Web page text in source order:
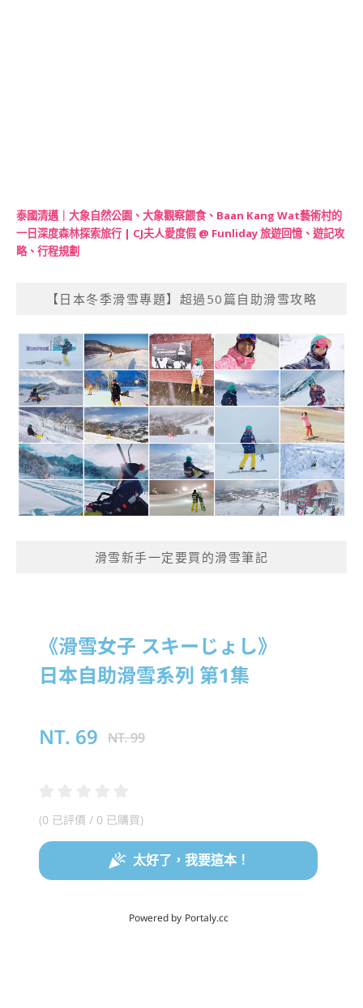
泰國清邁｜大象自然公園、大象觀察餵食、Baan Kang Wat藝術村的
一日深度森林探索旅行 | CJ夫人愛度假 @ Funliday 旅遊回憶、遊記攻
略、行程規劃
【日本冬季滑雪專題】超過50篇自助滑雪攻略
滑雪新手一定要買的滑雪筆記